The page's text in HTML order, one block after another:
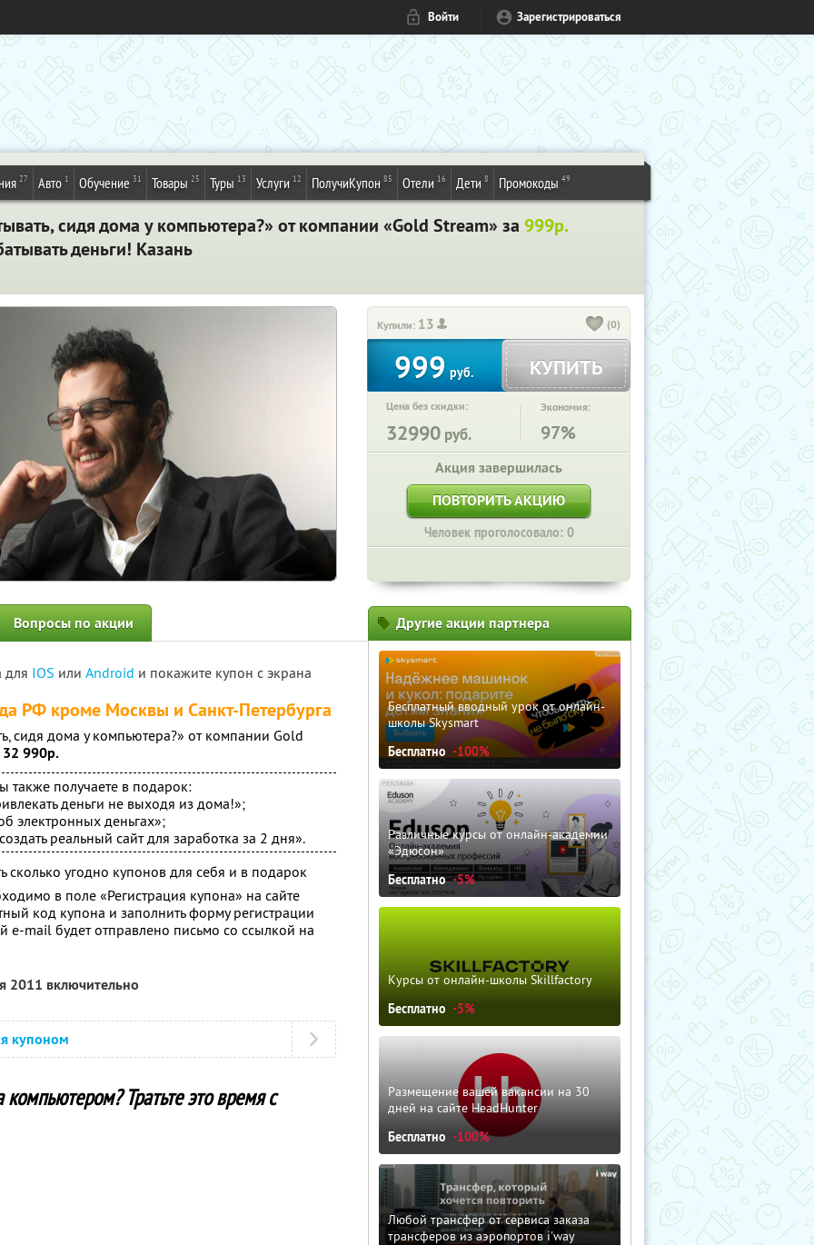
Войти Зарегистрироваться
27 Авто 1 Обучение 31 Товары 25 Туры 13 Услуги 12 ПолучиКупон 85 Отели 16 Дети 8 Промокоды 49
сидя дома у компьютера?» от компании «Gold Stream» за 999р.
деньги! Казань
Купили: 13 (0)
999 руб. КУПИТЬ
Цена без скидки:
32990 руб.
Экономия:
97%
Акция завершилась
ПОВТОРИТЬ АКЦИЮ
Человек проголосовало: 0
Вопросы по акции
для IOS или Android и покажите купон с экрана
РФ кроме Москвы и Санкт-Петербурга
сидя дома у компьютера?» от компании Gold
32 990р.
также получаете в подарок:
деньги не выходя из дома!»;
электронных деньгах»;
реальный сайт для заработка за 2 дня».
сколько угодно купонов для себя и в подарок
в поле «Регистрация купона» на сайте
код купона и заполнить форму регистрации
e-mail будет отправлено письмо со ссылкой на
2011 включительно
купоном
Тратьте это время с
Другие акции партнера
Бесплатный вводный урок от онлайн-
школы Skysmart
Бесплатно -100%
Различные курсы от онлайн-академии
«Эдюсон»
Бесплатно -5%
Курсы от онлайн-школы Skillfactory
Бесплатно -5%
Размещение вашей вакансии на 30
дней на сайте HeadHunter
Бесплатно -100%
Любой трансфер от сервиса заказа
трансферов из аэропортов i'way